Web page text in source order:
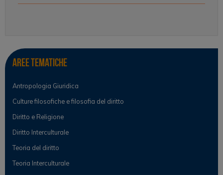
Aree tematiche
Antropologia Giuridica
Culture filosofiche e filosofia del diritto
Diritto e Religione
Diritto Interculturale
Teoria del diritto
Teoria Interculturale